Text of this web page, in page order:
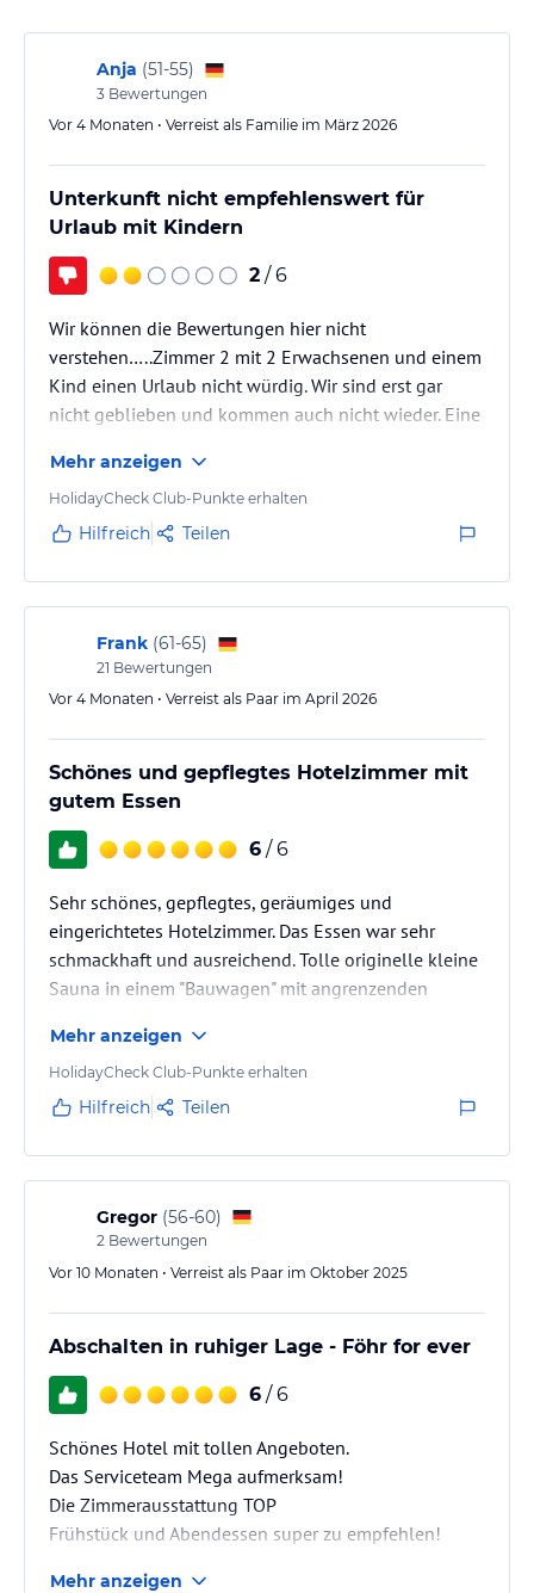
Sport und Unterhaltung
FREIHEIT FÖHR.
Föhr ist ein Gedicht.
Schon beim ersten Schritt auf der Insel werden Sie die Sehnsucht
in der "Friesischen Karibik" finden sich viele charmante
Gegensätze: Ruhe und Vitalität. Wildnis und gepflegte Vorgärten.
Traditionelles Flair und moderne Kunst. Es ist alles einfach hier.
Jeder ist entspannt. Jeder genießt diese einzigartige Freiheit
umgeben vom Meer. Ein Ort, an dem du bleiben willst. Wie ich.
Hoteliers-/Veranstalter-/Kataloginformationen. Alle Angaben
ohne Gewähr und ohne Prüfung durch HolidayCheck. Bitte
lies vor der Buchung die verbindlichen Angebotsdetailsdes
jeweiligen Veranstalters.
Anja (51-55)
3 Bewertungen
Vor 4 Monaten • Verreist als Familie im März 2026
Unterkunft nicht empfehlenswert für
Urlaub mit Kindern
2 / 6
Wir können die Bewertungen hier nicht
verstehen…..Zimmer 2 mit 2 Erwachsenen und einem
Kind einen Urlaub nicht würdig. Wir sind erst gar
nicht geblieben und kommen auch nicht wieder. Eine
Häusern ohne jegliche Aussicht. Völlig unstilisch und
verwohnt und dunkel….Arbeitskräfte sind auf Föhr
Mangelware,was der Kunde am Tag oft hört vom
spontan oder überhaupt. Dies merkt man schon beim
Empfang.Frühstück kein Buffet…
Mehr anzeigen
HolidayCheck Club-Punkte erhalten
Hilfreich Teilen
Frank (61-65)
21 Bewertungen
Vor 4 Monaten • Verreist als Paar im April 2026
Schönes und gepflegtes Hotelzimmer mit
gutem Essen
6 / 6
Sehr schönes, gepflegtes, geräumiges und
eingerichtetes Hotelzimmer. Das Essen war sehr
schmackhaft und ausreichend. Tolle originelle kleine
Sauna in einem "Bauwagen" mit angrenzenden
Sehr freundliches Personal und nett eingerichtetes
Restaurant. Stand fußläufig zu erreichen. Gerne
wieder.
Mehr anzeigen
HolidayCheck Club-Punkte erhalten
Hilfreich Teilen
Gregor (56-60)
2 Bewertungen
Vor 10 Monaten • Verreist als Paar im Oktober 2025
Abschalten in ruhiger Lage - Föhr for ever
6 / 6
Schönes Hotel mit tollen Angeboten.
Das Serviceteam Mega aufmerksam!
Die Zimmerausstattung TOP
Frühstück und Abendessen super zu empfehlen!
Mehr anzeigen